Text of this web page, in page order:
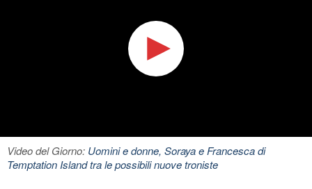
Video del Giorno: Uomini e donne, Soraya e Francesca di
Temptation Island tra le possibili nuove troniste